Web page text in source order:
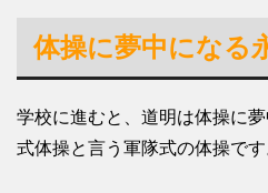
体操に夢中になる
学校に進むと、道明は体操に
式体操と言う軍隊式の体操です